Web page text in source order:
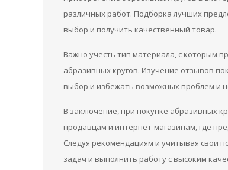
различных работ. Подборка лучших
выбор и получить качественный товар.
Важно учесть тип материала, с которым
абразивных кругов. Изучение отзывов
выбор и избежать возможных проблем и
В заключение, при покупке абразивных
продавцам и интернет-магазинам, где
Следуя рекомендациям и учитывая свои
задач и выполнить работу с высоким